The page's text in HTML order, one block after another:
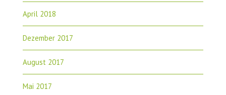
April 2018
Dezember 2017
August 2017
Mai 2017